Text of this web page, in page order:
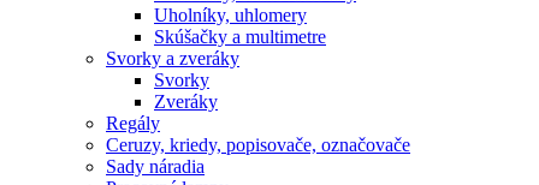
Uholníky, uhlomery
Skúšačky a multimetre
Svorky a zveráky
Svorky
Zveráky
Regály
Ceruzy, kriedy, popisovače, označovače
Sady náradia